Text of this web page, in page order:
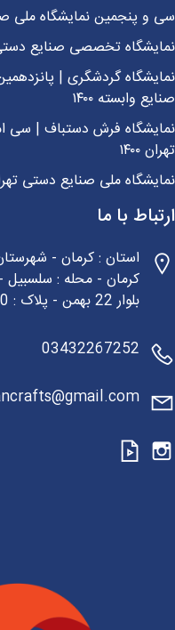
و پنجمین نمایشگاه ملی
تخصصی صنایع دستی
گردشگری | پانزدهمین
وابسته ۱۴۰۰
فرش دستباف | سی
۱۴۰۰
ملی صنایع دستی تهران 1400 سی و چهارمین
با ما
استان : کرمان -
بلوار 22 بهمن - پلاک : 0.0 - طبقه : همکف
03432267252